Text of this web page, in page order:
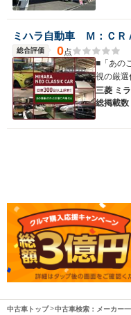
ミハラ自動車 Ｍ：ＣＲ
総合評価 0点
■「あの
視の厳選
三菱 ミ
総掲載数
中古車トップ 中古車検索：メーカー